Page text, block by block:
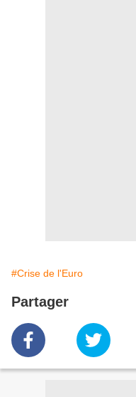
#Crise de l'Euro
Partager